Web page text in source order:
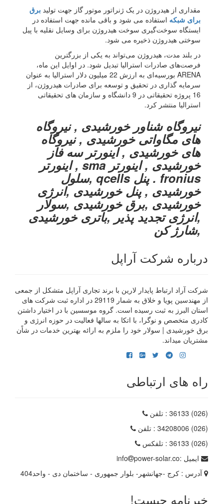
مقداری از هیدروژن در یک ژنراتور موتور گاز جهت تولید برق
برای شبکه استفاده می شود و باقی مانده جهت استفاده در
ایستگاه سوخت‌گیری سوخت هیدروژن برای وسایل نقلیه با پیل
سوختی هیدروژن ذخیره می شود.
در بلند مدت، هیدروژن می‌تواند به یکی از بزرگترین
فرصت‌های صادرات استرالیا تبدیل شود. در اوایل این ماه،
ARENA بورسیه‌ای به ارزش 22 میلیون دلار استرالیا به عنوان
سرمایه گذاری در تحقیق و توسعه برای صادرات هیدروژن، از
16 پروژه تحقیقاتی در 9 دانشگاه و سازمان های تحقیقاتی
استرالیا منتشر کرد.
نیروگاه شناور خورشیدی , نیروگاه
های مگاواتی خورشیدی , نیروگاه
های خورشیدی , اینورتر سه فاز
خورشیدی , اینورتر sma , اینورتر
fronius . پنل qcells ,سلول
خورشیدی , پنل خورشیدی ,انرژی
خورشیدی ,برق خورشیدی ,سولار
,انرژی تجدید پذیر ,باتری خورشیدی
,شارژ کن
درباره شرکت آراپل
شرکت آراد ارتباط پایدار لارین با برند تجاری آراپل متشکل از جمعی
از مهندسین پویا و خلاق به شمار 29119 در اداره ثبت شرکت های
استان البرز به ثبت رسیده است. گروه موسسین با در اختیار داشتن
کادری متخصص و نوگرا، با اتکا به سالها فعالیت در حوزه انرژی و
برق خورشیدی | سولار خود را ملزم به ارائه بهترین خدمات در شاًن
مشتریان میداند.
راه های ارتباطی
(026) 36133
: تلفن
(026) 34208006
: تلفن
(026) 36133
: تلفکس
ایمیل :
info
power-solar.co
آدرس : کرج -جهانشهر- بلوار جمهوری - ساختمان دی - واحد404
خبرنامه چیست!